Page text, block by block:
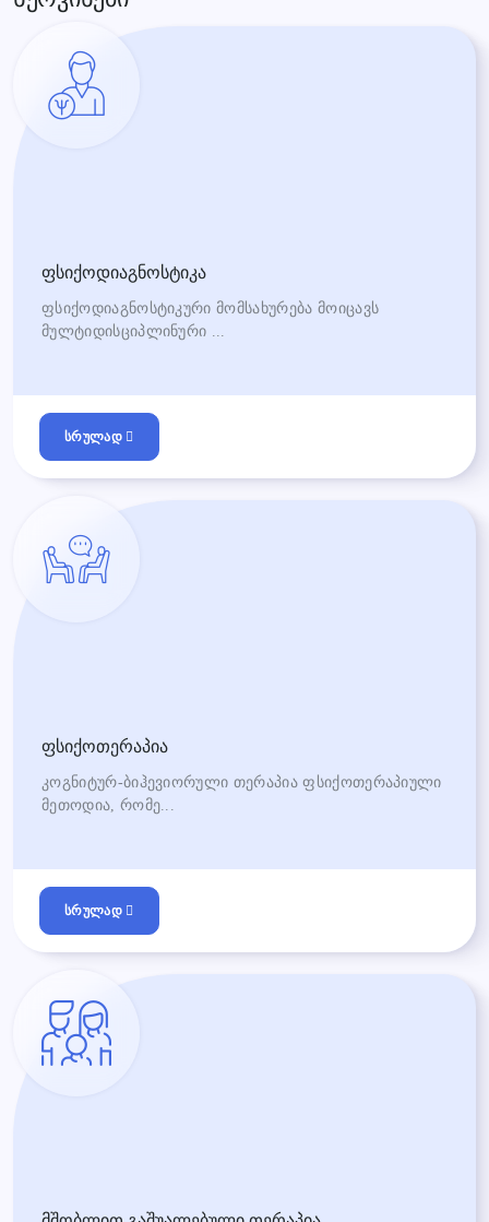
ფსიქოდიაგნოსტიკა
ფსიქოდიაგნოსტიკური მომსახურება მოიცავს
მულტიდისციპლინური ...
სრულად
ფსიქოთერაპია
კოგნიტურ-ბიჰევიორული თერაპია ფსიქოთერაპიული
მეთოდია, რომე...
სრულად